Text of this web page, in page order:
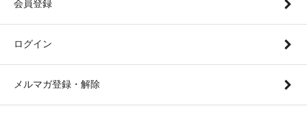
会員登録
ログイン
メルマガ登録・解除